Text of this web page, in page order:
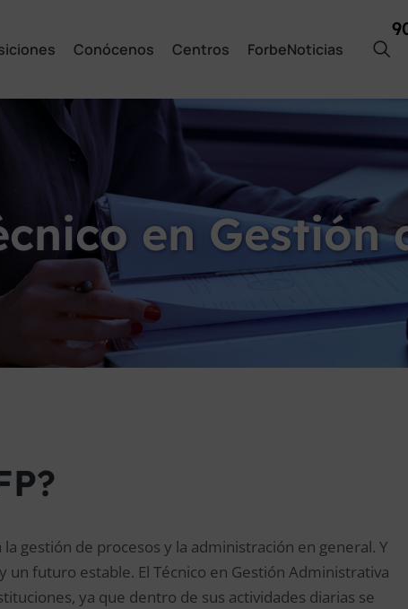
Conócenos Centros ForbeNoticias
en
gestión de procesos y la administración en general. Y
futuro estable. El Técnico en Gestión Administrativa
ya que dentro de sus actividades diarias se